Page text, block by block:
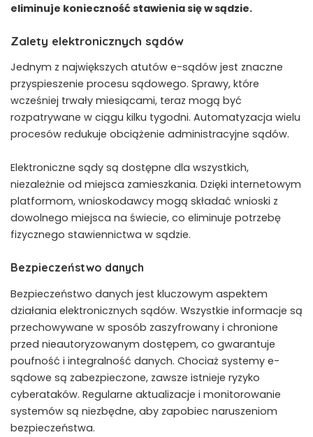
eliminuje konieczność stawienia się w sądzie.
Zalety elektronicznych sądów
Jednym z największych atutów e-sądów jest znaczne
przyspieszenie procesu sądowego. Sprawy, które
wcześniej trwały miesiącami, teraz mogą być
rozpatrywane w ciągu kilku tygodni. Automatyzacja wielu
procesów redukuje obciążenie administracyjne sądów.
Elektroniczne sądy są dostępne dla wszystkich,
niezależnie od miejsca zamieszkania. Dzięki internetowym
platformom, wnioskodawcy mogą składać wnioski z
dowolnego miejsca na świecie, co eliminuje potrzebę
fizycznego stawiennictwa w sądzie.
Bezpieczeństwo danych
Bezpieczeństwo danych jest kluczowym aspektem
działania elektronicznych sądów. Wszystkie informacje są
przechowywane w sposób zaszyfrowany i chronione
przed nieautoryzowanym dostępem, co gwarantuje
poufność i integralność danych. Chociaż systemy e-
sądowe są zabezpieczone, zawsze istnieje ryzyko
cyberataków. Regularne aktualizacje i monitorowanie
systemów są niezbędne, aby zapobiec naruszeniom
bezpieczeństwa.